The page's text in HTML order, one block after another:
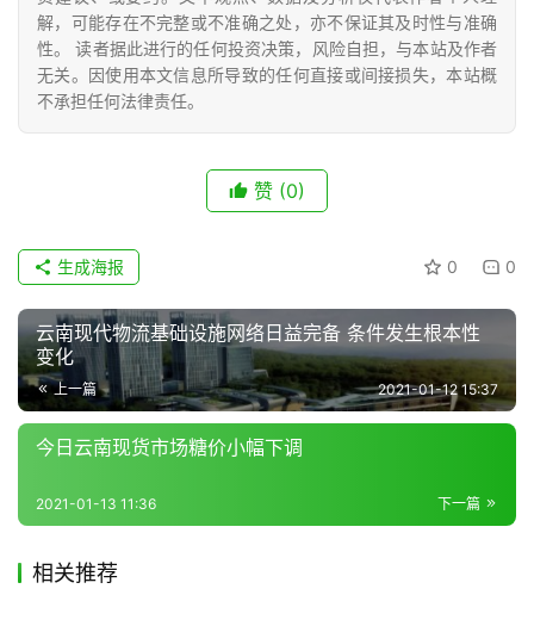
号
题
地
区
道
解，可能存在不完整或不准确之处，亦不保证其及时性与准确
性。 读者据此进行的任何投资决策，风险自担，与本站及作者
无关。因使用本文信息所导致的任何直接或间接损失，本站概
不承担任何法律责任。
赞 (0)
0 0
生成海报
云南现代物流基础设施网络日益完备 条件发生根本性
变化
上一篇 2021-01-12 15:37
今日云南现货市场糖价小幅下调
下一篇
2021-01-13 11:36
相关推荐